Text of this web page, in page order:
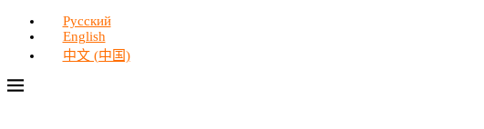
Русский
English
中文 (中国)